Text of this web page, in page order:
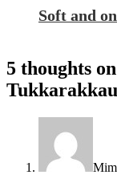
Soft and
5 thoughts